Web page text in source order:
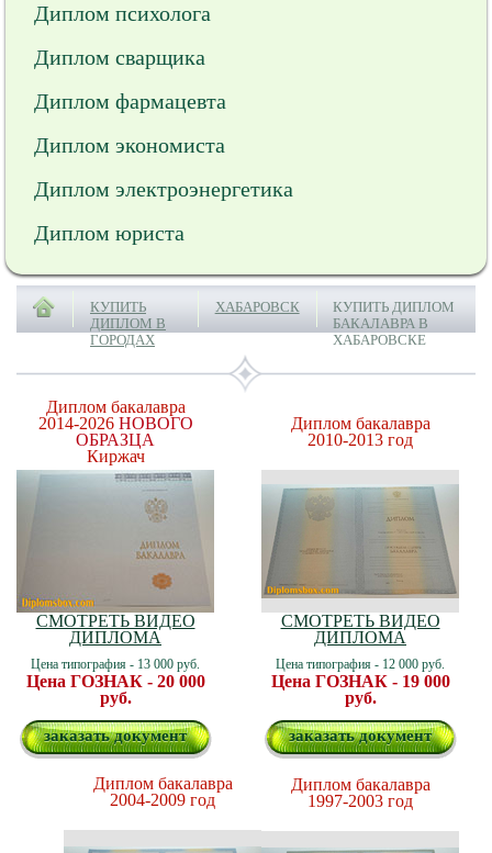
Диплом психолога
Диплом сварщика
Диплом фармацевта
Диплом экономиста
Диплом электроэнергетика
Диплом юриста
КУПИТЬ
ДИПЛОМ В
ГОРОДАХ
ХАБАРОВСК
КУПИТЬ ДИПЛОМ
БАКАЛАВРА В
ХАБАРОВСКЕ
Диплом бакалавра
2014-2026 НОВОГО
ОБРАЗЦА
Киржач
СМОТРЕТЬ ВИДЕО
ДИПЛОМА
Цена типография - 13 000 руб.
Цена ГОЗНАК - 20 000
руб.
заказать документ
Диплом бакалавра
2010-2013 год
СМОТРЕТЬ ВИДЕО
ДИПЛОМА
Цена типография - 12 000 руб.
Цена ГОЗНАК - 19 000
руб.
заказать документ
Диплом бакалавра
2004-2009 год
Диплом бакалавра
1997-2003 год